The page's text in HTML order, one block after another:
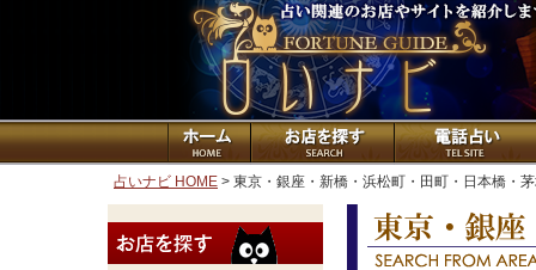
占いナビ HOME > 東京・銀座・新橋・浜松町・田町・日本橋・